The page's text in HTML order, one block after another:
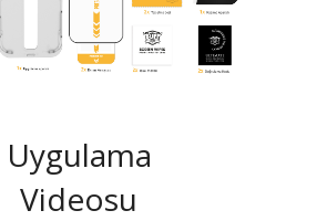
Uygulama
Videosu